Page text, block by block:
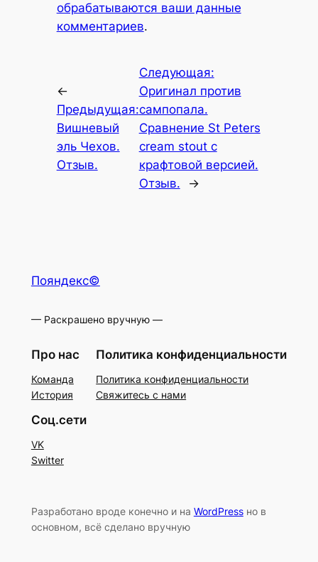
обрабатываются ваши данные
комментариев.
←
Предыдущая:
Вишневый
эль Чехов.
Отзыв.
Следующая:
Оригинал против
сампопала.
Сравнение St Peters
cream stout с
крафтовой версией.
Отзыв.
→
Пояндекс©
— Раскрашено вручную —
Про нас
Команда
История
Политика конфиденциальности
Политика конфиденциальности
Свяжитесь с нами
Соц.сети
VK
Switter
Разработано вроде конечно и на WordPressно в
основном, всё сделано вручную